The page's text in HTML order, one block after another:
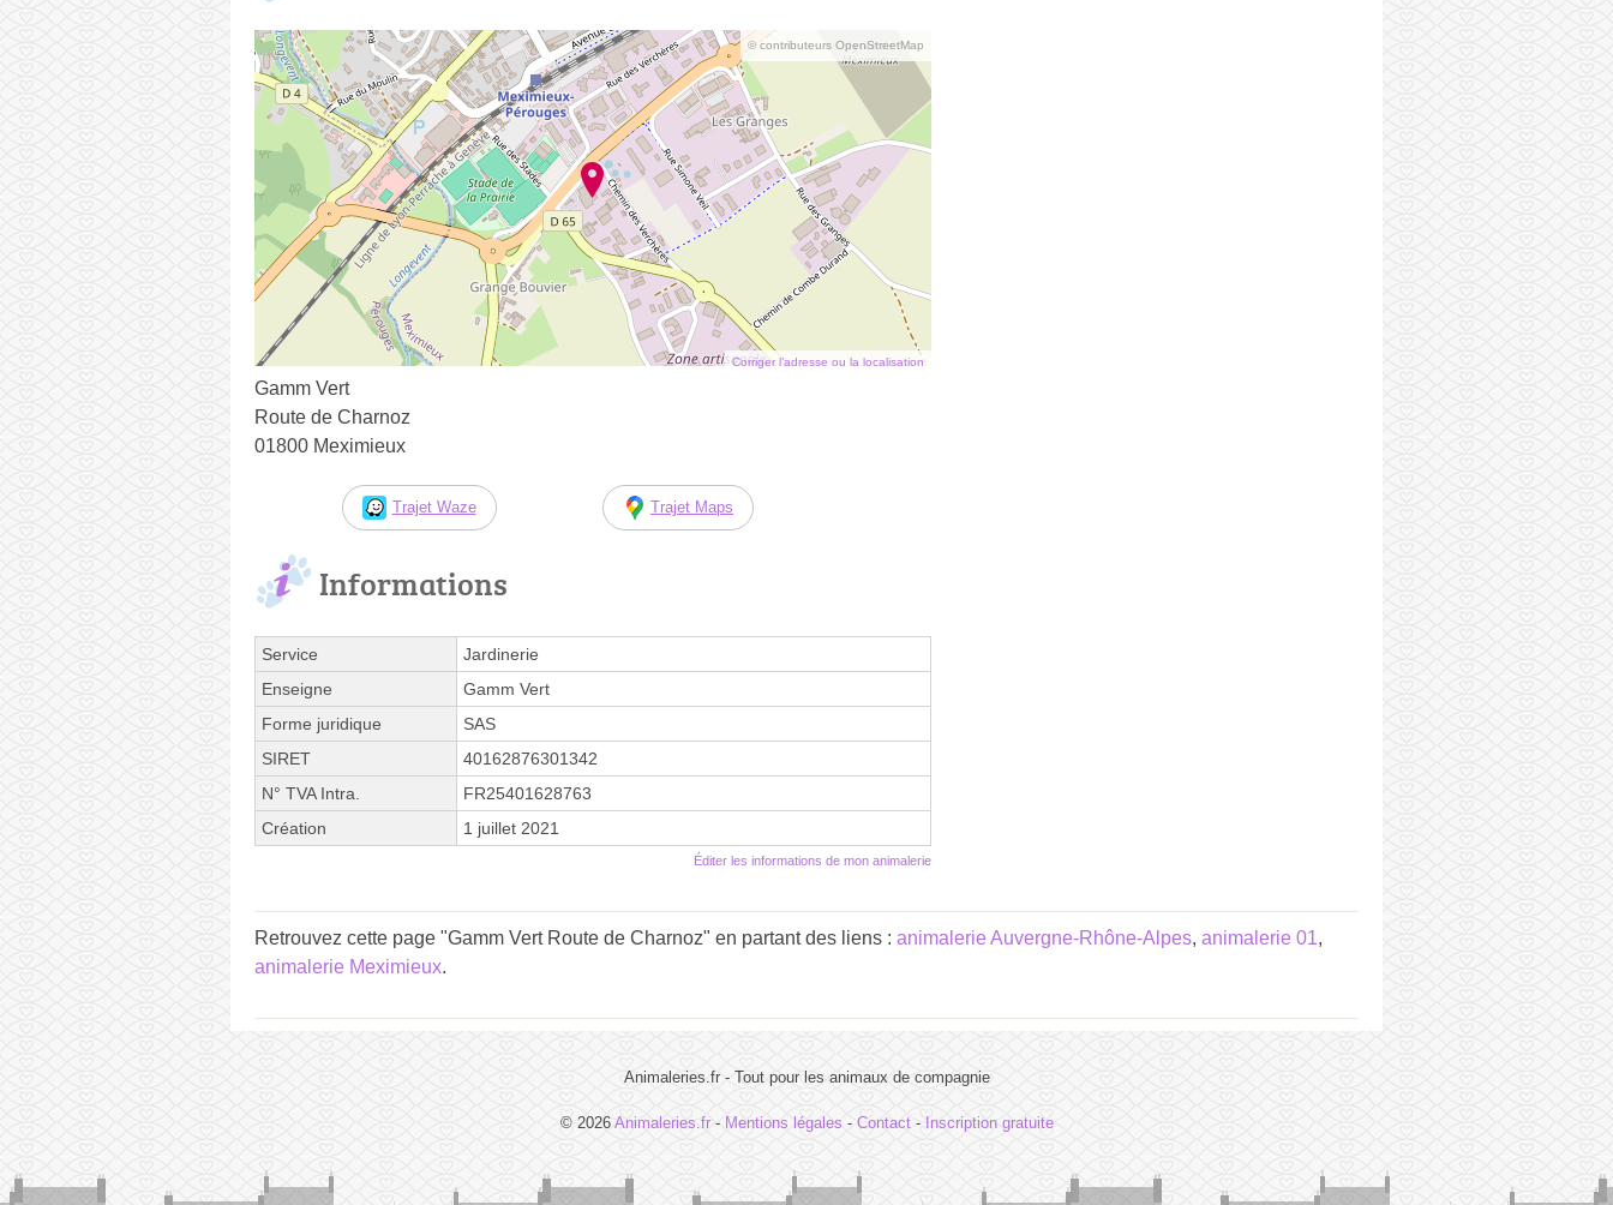
© contributeurs OpenStreetMap
Corriger l’adresse ou la localisation
Gamm Vert
Route de Charnoz
01800 Meximieux
Trajet Waze Trajet Maps
Informations
Service
Jardinerie
Enseigne
Gamm Vert
Forme juridique
SAS
SIRET
40162876301342
N° TVA Intra.
FR25401628763
Création
1 juillet 2021
Éditer les informations de mon animalerie
Retrouvez cette page "Gamm Vert Route de Charnoz" en partant des liens : animalerie Auvergne-Rhône-Alpes, animalerie 01,
animalerie Meximieux.
Animaleries.fr - Tout pour les animaux de compagnie
© 2026 Animaleries.fr - Mentions légales - Contact- Inscription gratuite